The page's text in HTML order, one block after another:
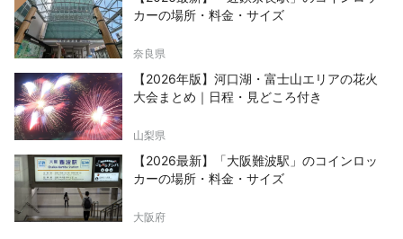
カーの場所・料金・サイズ
奈良県
【2026年版】河口湖・富士山エリアの花火
大会まとめ｜日程・見どころ付き
山梨県
【2026最新】「大阪難波駅」のコインロッ
カーの場所・料金・サイズ
大阪府